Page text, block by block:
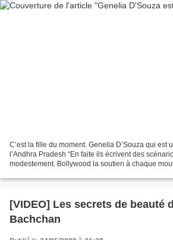
C’est la fille du moment. Genelia D’Souza qui est
l’Andhra Pradesh “En faite ils écrivent des
modestement. Bollywood la soutien à chaque
[VIDEO] Les secrets de beauté
Bachchan